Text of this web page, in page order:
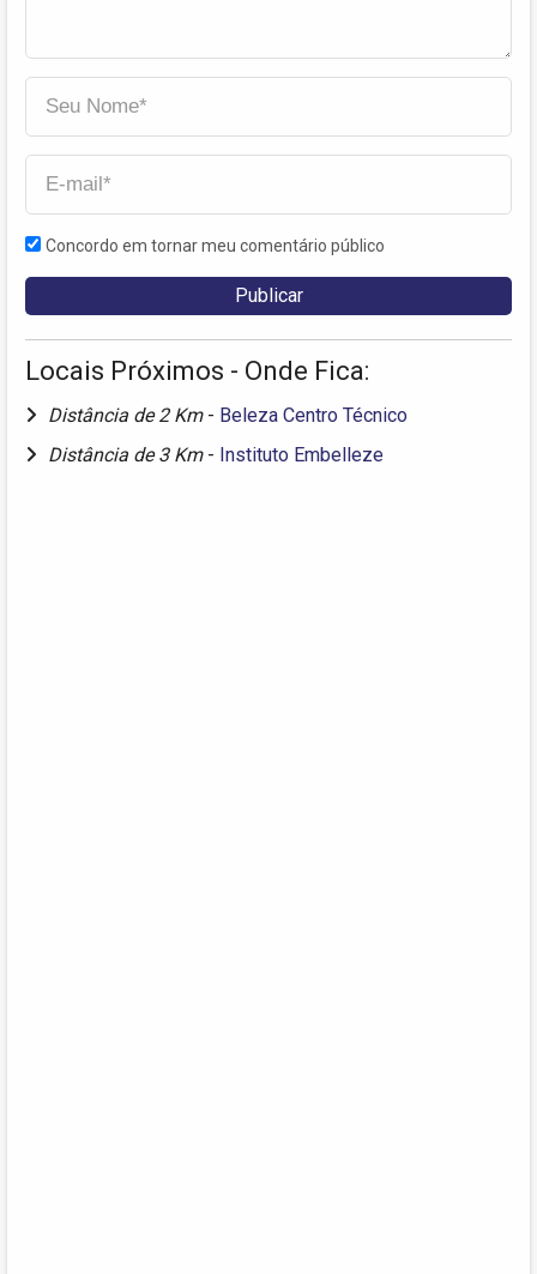
Concordo em tornar meu comentário público
Locais Próximos - Onde Fica:
Distância de 2 Km - Beleza Centro Técnico
Distância de 3 Km - Instituto Embelleze